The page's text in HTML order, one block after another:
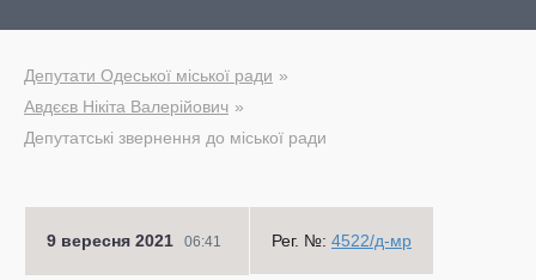
Депутати Одеської міської ради
Авдєєв Нікіта Валерійович
Депутатські звернення до міської ради
9 вересня 2021 06:41 Рег. №: 4522/д-мр